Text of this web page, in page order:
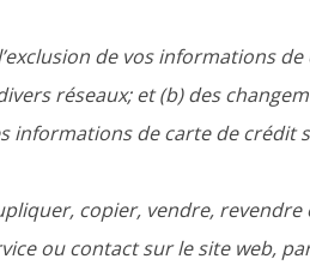
de vos informations
réseaux; et (b) des
informations de carte de
copier, vendre,
ou contact sur le site web,